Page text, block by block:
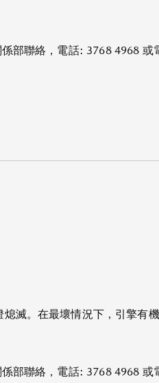
部聯絡，電話: 3768 4968 或
滅。在最壞情況下，引擎有
部聯絡，電話: 3768 4968 或